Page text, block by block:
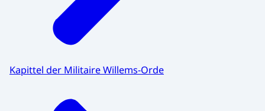
Kapittel der Militaire Willems-Orde